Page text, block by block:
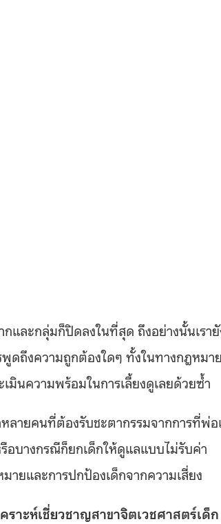
และกลุ่มก็ปิดลงในที่สุด ถึงอย่างนั้นเรา
ดถึงความถูกต้องใดๆ ทั้งในทางกฎหมา
มินความพร้อมในการเลี้ยงดูเลยด้วยซ้ำ
ลายคนที่ต้องรับชะตากรรมจากการที่พ่
อบางกรณีก็ยกเด็กให้ดูแลแบบไม่รับค่า
ยและการปกป้องเด็กจากความเสี่ยง
าะห์เชี่ยวชาญสาขาจิตเวชศาสตร์เด็ก